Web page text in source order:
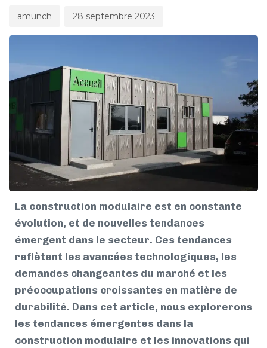
amunch 28 septembre 2023
La construction modulaire est en constante
évolution, et de nouvelles tendances
émergent dans le secteur. Ces tendances
reflètent les avancées technologiques, les
demandes changeantes du marché et les
préoccupations croissantes en matière de
durabilité. Dans cet article, nous explorerons
les tendances émergentes dans la
construction modulaire et les innovations qui